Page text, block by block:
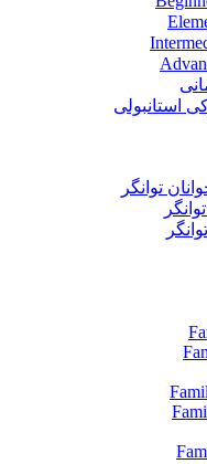
استانبولی
توانگر